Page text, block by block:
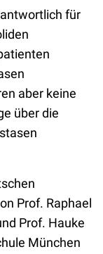
für
aber keine
über die
Prof. Raphael
Prof. Hauke
München